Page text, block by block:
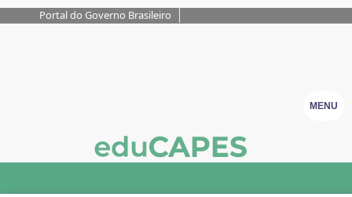
Portal do Governo Brasileiro
MENU